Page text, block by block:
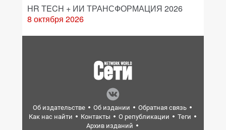
HR TECH + ИИ ТРАНСФОРМАЦИЯ 2026
8 октября 2026
Об издательстве Об издании
Обратная связь
Как нас найти
Контакты О републикации
Теги
Архив изданий